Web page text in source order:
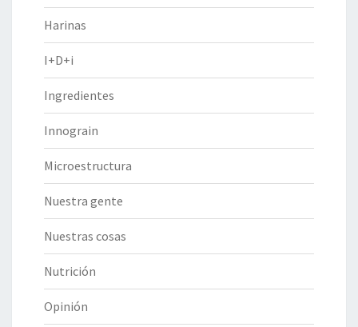
Harinas
I+D+i
Ingredientes
Innograin
Microestructura
Nuestra gente
Nuestras cosas
Nutrición
Opinión